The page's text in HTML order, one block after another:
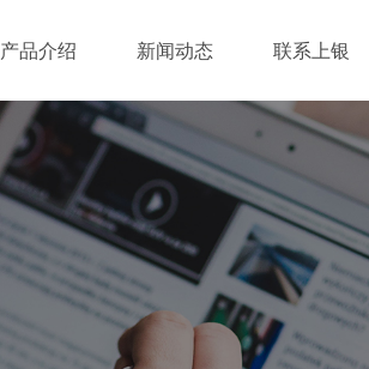
产品介绍 新闻动态 联系上银